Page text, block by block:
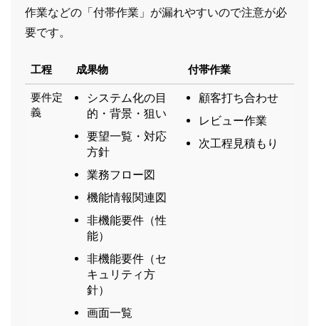
作業などの「付帯作業」が漏れやすいので注意が必
要です。
工程 成果物 付帯作業
要件定
義
システム化の目
的・背景・狙い
要望一覧・対応
方針
業務フロー図
機能情報関連図
非機能要件（性
能）
非機能要件（セ
キュリティ方
針）
画面一覧
顧客打ち合わせ
レビュー作業
次工程見積もり